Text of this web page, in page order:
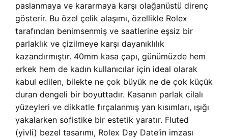
paslanmaya ve kararmaya karşı olağanüstü direnç
gösterir. Bu özel çelik alaşımı, özellikle Rolex
tarafından benimsenmiş ve saatlerine eşsiz bir
parlaklık ve çizilmeye karşı dayanıklılık
kazandırmıştır. 40mm kasa çapı, günümüzde hem
erkek hem de kadın kullanıcılar için ideal olarak
kabul edilen, bilekte ne çok büyük ne de çok küçük
duran dengeli bir boyuttadır. Kasanın parlak cilalı
yüzeyleri ve dikkatle fırçalanmış yan kısımları, ışığı
yakalarken sofistike bir estetik yaratır. Fluted
(yivli) bezel tasarımı, Rolex Day Date’in imzası